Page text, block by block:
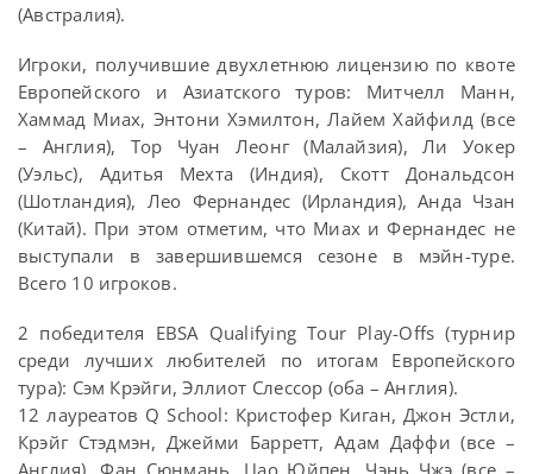
(Австралия).
Игроки, получившие двухлетнюю лицензию по квоте
Европейского и Азиатского туров: Митчелл Манн,
Хаммад Миах, Энтони Хэмилтон, Лайем Хайфилд (все
– Англия), Тор Чуан Леонг (Малайзия), Ли Уокер
(Уэльс), Адитья Мехта (Индия), Скотт Дональдсон
(Шотландия), Лео Фернандес (Ирландия), Анда Чзан
(Китай). При этом отметим, что Миах и Фернандес не
выступали в завершившемся сезоне в мэйн-туре.
Всего 10 игроков.
2 победителя EBSA Qualifying Tour Play-Offs (турнир
среди лучших любителей по итогам Европейского
тура): Сэм Крэйги, Эллиот Слессор (оба – Англия).
12 лауреатов Q School: Кристофер Киган, Джон Эстли,
Крэйг Стэдмэн, Джейми Барретт, Адам Даффи (все –
Англия), Фан Сюнмань, Цао Юйпен, Чэнь Чжэ (все –